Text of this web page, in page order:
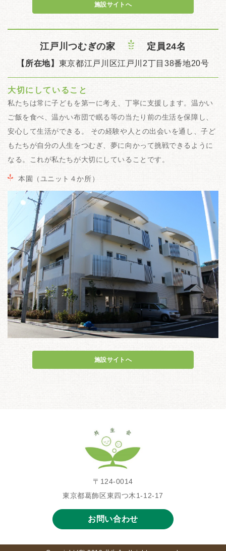
施設サイトへ
江戸川つむぎの家 定員24名
【所在地】 東京都江戸川区江戸川2丁目38番地20号
大切にしていること
私たちは常に子どもを第一に考え、丁寧に支援します。温かい
ご飯を食べ、温かい布団で眠る等の当たり前の生活を保障し、
安心して生活ができる。 その経験や人との出会いを通し、子ど
もたちが自分の人生をつむぎ、夢に向かって挑戦できるように
なる。これが私たちが大切にしていることです。
本園（ユニット４か所）
施設サイトへ
〒124-0014
東京都葛飾区東四つ木1-12-17
お問い合わせ